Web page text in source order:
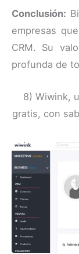
Conclusión:
empresas
CRM. Su
profunda de
8) Wiwink,
gratis, con